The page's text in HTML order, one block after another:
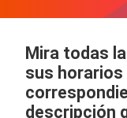
Mira todas
sus
descripción